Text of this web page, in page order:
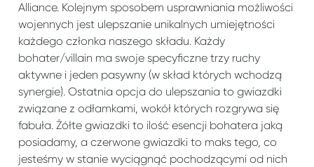
Alliance. Kolejnym sposobem usprawniania możliwości
wojennych jest ulepszanie unikalnych umiejętności
każdego członka naszego składu. Każdy
bohater/villain ma swoje specyficzne trzy ruchy
aktywne i jeden pasywny (w skład których wchodzą
synergie). Ostatnia opcja do ulepszania to gwiazdki
związane z odłamkami, wokół których rozgrywa się
fabuła. Żółte gwiazdki to ilość esencji bohatera jaką
posiadamy, a czerwone gwiazdki to maks tego, co
jesteśmy w stanie wyciągnąć pochodzącymi od nich